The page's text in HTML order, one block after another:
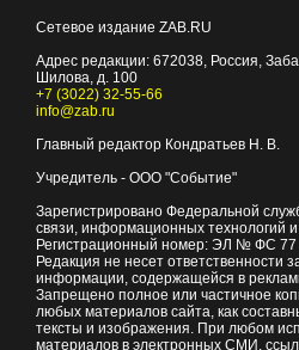
Сетевое издание ZAB.RU
Адрес редакции: 672038 , Россия,
Шилова, д. 100
+7 (3022) 32-55-66
info@zab.ru
Главный редактор Кондратьев Н. В.
Учредитель - ООО "Событие"
Зарегистрировано Федеральной
связи, информационных технологий
Регистрационный номер: ЭЛ № ФС 77
Редакция не несет ответственности
информации, содержащейся в
Запрещено полное или частичное
любых материалов сайта, как
тексты и изображения. При любом
материалов в электронных СМИ,